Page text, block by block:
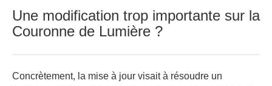
Une modification trop importante sur la
Couronne de Lumière ?
Concrètement, la mise à jour visait à résoudre un